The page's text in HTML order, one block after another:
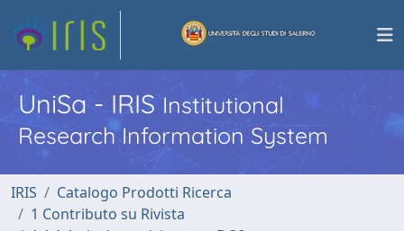
UniSa - IRISInstitutional
Research Information System
IRIS
Catalogo Prodotti Ricerca
1 Contributo su Rivista